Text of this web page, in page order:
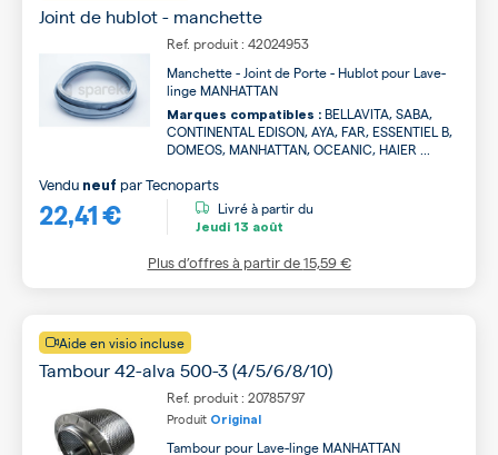
Joint de hublot - manchette
Ref. produit : 42024953
Manchette - Joint de Porte - Hublot pour Lave-
linge MANHATTAN
Marques compatibles : BELLAVITA, SABA,
CONTINENTAL EDISON, AYA, FAR, ESSENTIEL B,
DOMEOS, MANHATTAN, OCEANIC, HAIER ...
22,41 €
Vendu neuf parTecnoparts
Livré à partir du
Jeudi 13 août
Plus d’offres à partir de15,59 €
Aide en visio incluse
Tambour 42-alva 500-3 (4/5/6/8/10)
Ref. produit : 20785797
Produit Original
Tambour pour Lave-linge MANHATTAN